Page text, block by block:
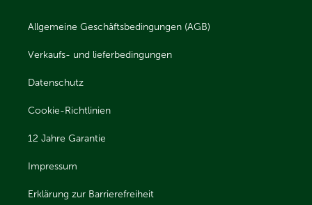
Allgemeine Geschäftsbedingungen (AGB)
Verkaufs- und lieferbedingungen
Datenschutz
Cookie-Richtlinien
12 Jahre Garantie
Impressum
Erklärung zur Barrierefreiheit